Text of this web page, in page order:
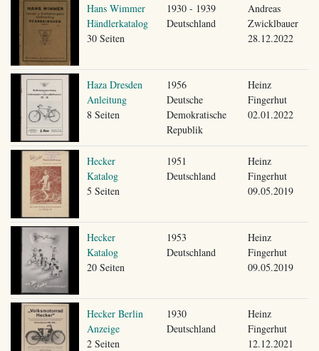
Hans Wimmer
Händlerkatalog
30 Seiten
1930 - 1939
Deutschland
Andreas
Zwicklbauer
28.12.2022
Haza Dresden
Anleitung
8 Seiten
1956
Deutsche
Demokratische
Republik
Heinz
Fingerhut
02.01.2022
Hecker
Katalog
5 Seiten
1951
Deutschland
Heinz
Fingerhut
09.05.2019
Hecker
Katalog
20 Seiten
1953
Deutschland
Heinz
Fingerhut
09.05.2019
Hecker Berlin
Anzeige
2 Seiten
1930
Deutschland
Heinz
Fingerhut
12.12.2021